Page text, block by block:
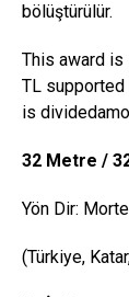
bölüştürülür.
This award
TL supported
is
32 Metre /
Yön Dir:
(Türkiye,